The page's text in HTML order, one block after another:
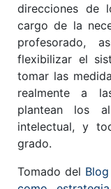
direcciones de
cargo de la
profesorado,
flexibilizar el
tomar las
realmente a
plantean los
intelectual, y
grado.
Tomado del